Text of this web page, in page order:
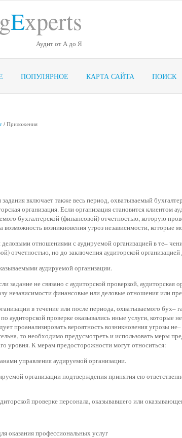
Experts
Аудит от А до Я
ПОПУЛЯРНОЕ КАРТА САЙТА ПОИСК
/ Приложения
включает также весь период, охватываемый
организация. Если организация становится клиентом
бухгалтерской (финансовой) отчетностью, которую
возникновения угроз независимости, которые
отношениями с аудируемой организацией в те–
отчетностью, но до заключения аудиторской
аудируемой организации.
задание не связано с аудиторской проверкой, аудиторская
независимости финансовые или деловые отношения или
в течение или после периода, охватываемого бух–
аудиторской проверке оказывались иные услуги, которые
проанализировать вероятность возникновения угрозы
то необходимо предусмотреть и использовать меры
уровня. К мерам предосторожности могут относиться:
управления аудируемой организации.
организации подтверждения принятия ею
проверке персонала, оказывавшего или
оказания профессиональных услуг